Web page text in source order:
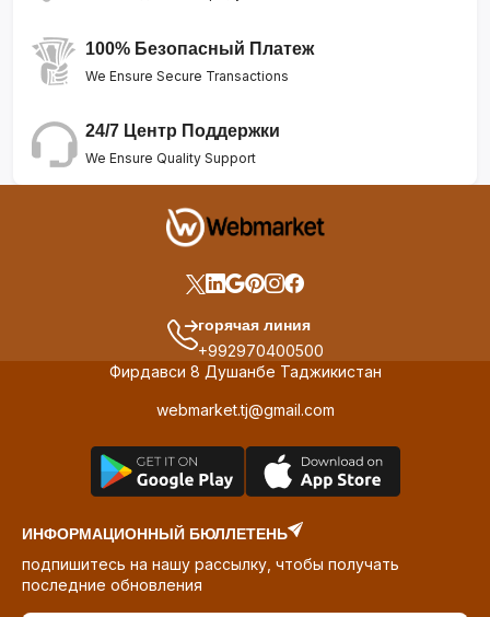
100% Безопасный Платеж
We Ensure Secure Transactions
24/7 Центр Поддержки
We Ensure Quality Support
горячая линия
+992970400500
Фирдавси 8 Душанбе Таджикистан
webmarket.tj@gmail.com
ИНФОРМАЦИОННЫЙ БЮЛЛЕТЕНЬ
подпишитесь на нашу рассылку, чтобы получать
последние обновления